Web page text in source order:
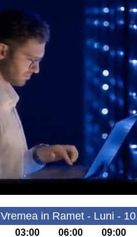
Vremea in Ramet - Luni -
03:00 06:00 09:00